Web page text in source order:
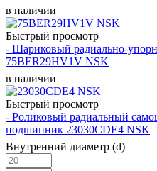
в наличии
Быстрый просмотр
- Шариковый радиально-
75BER29HV1V NSK
в наличии
Быстрый просмотр
- Роликовый радиальный
подшипник 23030CDE4 NSK
Внутренний диаметр (d)